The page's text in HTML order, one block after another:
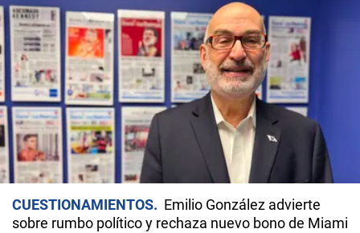
CUESTIONAMIENTOS
Emilio González advierte
sobre rumbo político y rechaza nuevo bono de Miami